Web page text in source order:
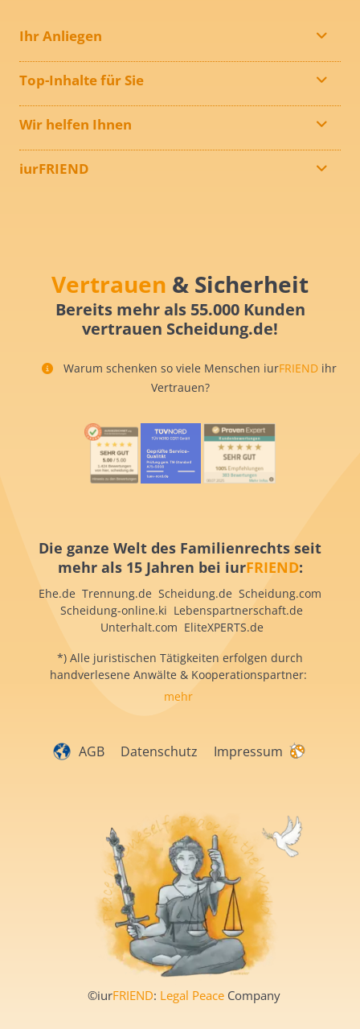
Ihr Anliegen
Top-Inhalte für Sie
Wir helfen Ihnen
iurFRIEND
Vertrauen & Sicherheit
Bereits mehr als 55.000 Kunden
vertrauen Scheidung.de!
Warum schenken so viele Menschen iurFRIEND ihr
Vertrauen?
Die ganze Welt des Familienrechts seit
mehr als 15 Jahren bei iurFRIEND:
Ehe.de Trennung.de Scheidung.de Scheidung.com
Scheidung-online.ki Lebenspartnerschaft.de
Unterhalt.com EliteXPERTS.de
*) Alle juristischen Tätigkeiten erfolgen durch
handverlesene Anwälte & Kooperationspartner:
mehr
AGB Datenschutz Impressum
©iurFRIEND: Legal Peace Company